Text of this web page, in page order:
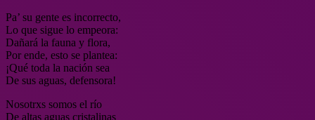
Pa’ su gente es incorrecto,
Lo que sigue lo empeora:
Dañará la fauna y flora,
Por ende, esto se plantea:
¡Qué toda la nación sea
De sus aguas, defensora!
Nosotrxs somos el río
De altas aguas cristalinas